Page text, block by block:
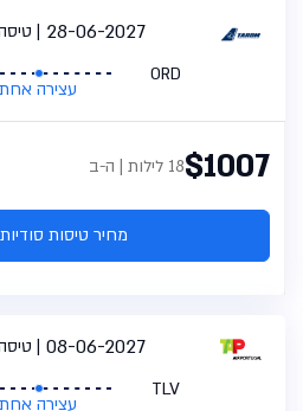
28-06-2027
ORD
עצירה אחת
$100718 לילות | ה-ב
מחיר טיסות סודיות $1007
08-06-2027
TLV
עצירה אחת